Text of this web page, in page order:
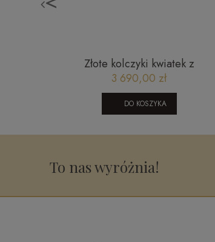
Złote kolczyki kwiatek z
brylantami JE01127 W Classic
diamonds
3 690,00 zł
DO KOSZYKA
To nas wyróżnia!